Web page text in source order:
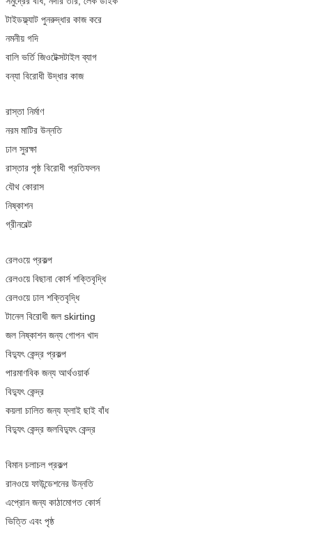
টাইডফ্ল্যাট পুনরুদ্ধার কাজ করে
নমনীয় গদি
বালি ভর্তি জিওটেক্সটাইল ব্যাগ
বন্যা বিরোধী উদ্ধার কাজ
রাস্তা নির্মাণ
নরম মাটির উন্নতি
ঢাল সুরক্ষা
রাস্তার পৃষ্ঠ বিরোধী প্রতিফলন
যৌথ কোরাস
নিষ্কাশন
গ্রীনবেল্ট
রেলওয়ে প্রকল্প
রেলওয়ে বিছানা কোর্স শক্তিবৃদ্ধি
রেলওয়ে ঢাল শক্তিবৃদ্ধি
টানেল বিরোধী জল skirting
জল নিষ্কাশন জন্য গোপন খাদ
বিদ্যুৎ কেন্দ্র প্রকল্প
পারমাণবিক জন্য আর্থওয়ার্ক
বিদ্যুৎ কেন্দ্র
কয়লা চালিত জন্য ফ্লাই ছাই বাঁধ
বিদ্যুৎ কেন্দ্র জলবিদ্যুৎ কেন্দ্র
বিমান চলাচল প্রকল্প
রানওয়ে ফাউন্ডেশনের উন্নতি
এপ্রোন জন্য কাঠামোগত কোর্স
ভিত্তি এবং পৃষ্ঠ